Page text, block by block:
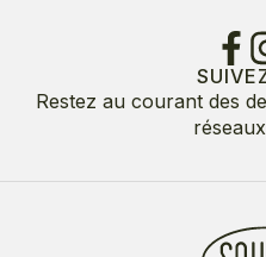
Restez au courant des